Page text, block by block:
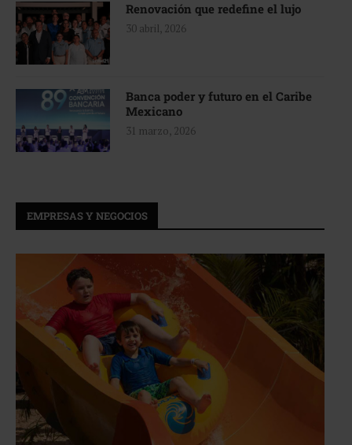
Renovación que redefine el lujo
30 abril, 2026
Banca poder y futuro en el Caribe
Mexicano
31 marzo, 2026
EMPRESAS Y NEGOCIOS